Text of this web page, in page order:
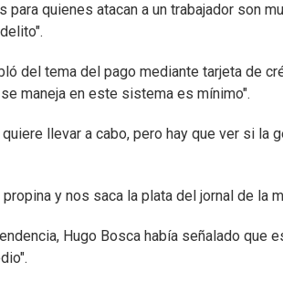
para quienes atacan a un trabajador son
del tema del pago mediante tarjeta de
maneja en este sistema es mínimo".
llevar a cabo, pero hay que ver si la
y nos saca la plata del jornal de la
Hugo Bosca había señalado que